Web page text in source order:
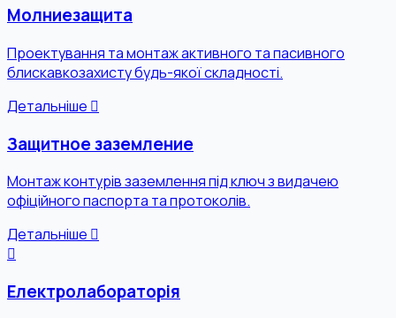
Молниезащита
Проектування та монтаж активного та пасивного
блискавкозахисту будь-якої складності.
Детальніше
Защитное заземление
Монтаж контурів заземлення під ключ з видачею
офіційного паспорта та протоколів.
Детальніше
Електролабораторія